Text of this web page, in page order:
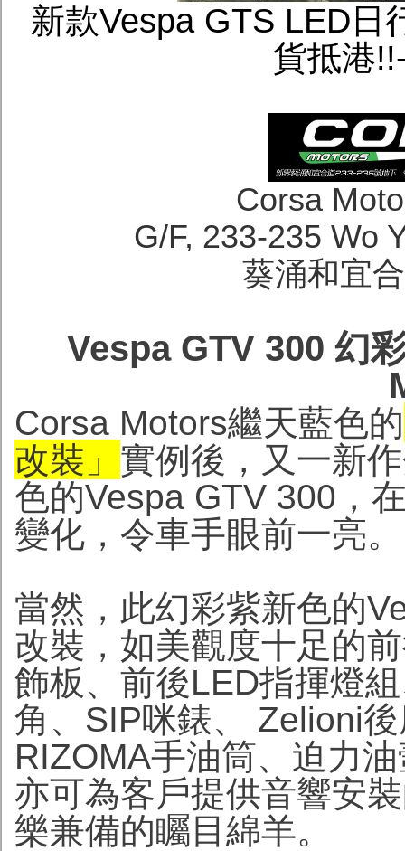
新款Vespa GTS LED日
貨抵港
Corsa
G/F, 233-235 Wo
葵涌和宜
Vespa GTV 300 幻
Corsa Motors繼天藍色的
改裝」 實例後，又一新
色的Vespa GTV 300，
變化，令車手眼前一亮。
當然，此幻彩紫新色的
改裝，如美觀度十足的
飾板、前後LED指揮燈
角、SIP咪錶、 Zelioni
RIZOMA手油筒、迫力
亦可為客戶提供音響安
樂兼備的矚目綿羊。